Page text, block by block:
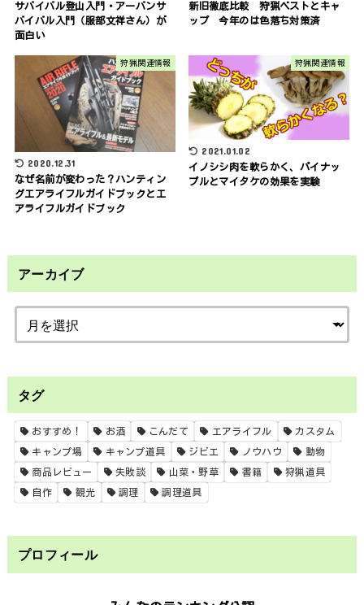
サバイバル登山入門・アーバンサ
バイバル入門（服部文祥さん）が
面白い
新旧徹底比較 狩猟ベストとキャ
ップ 今年のは色落ち対策済
狩猟関連情報
2020.12.31
なぜ名前が変わった？ハンティン
グエアライフルガイドブックとエ
アライフルガイドブック
狩猟関連情報
2021.01.02
イノシシ肉を軟らかく、パイナッ
プルとマイタケの効果を実験
アーカイブ
タグ
おすすめ！ お酒 こんだて エアライフル カスタム
キャンプ場 キャンプ道具 ジビエ ノウハウ 動物
商品レビュー 失敗談 山菜・野草 書籍 狩猟道具
自作 観光 調理 調理道具
プロフィール